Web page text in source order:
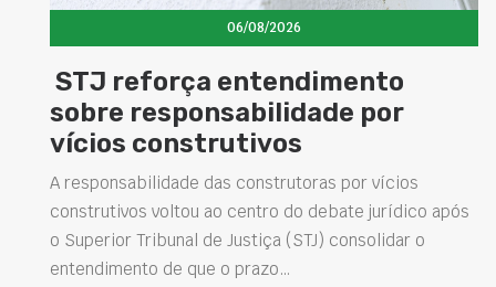
por
por vícios
jurídico após
o
Concretos aditivados e
elevam desempenho
estruturas e
soluções na
Projetar estruturas mais duráveis,
intervenções de manutenção e
desempenho das obras são desafios